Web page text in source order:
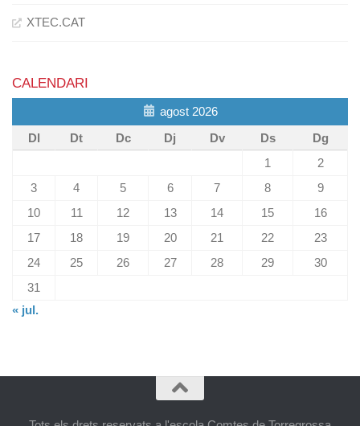
XTEC.CAT
CALENDARI
agost 2026
Dl
Dt Dc Dj Dv Ds
Dg
1
2
3
4 5 6 7 8
9
10
11 12 13 14 15
16
17
18 19 20 21 22
23
24
25 26 27 28 29
30
31
« jul.